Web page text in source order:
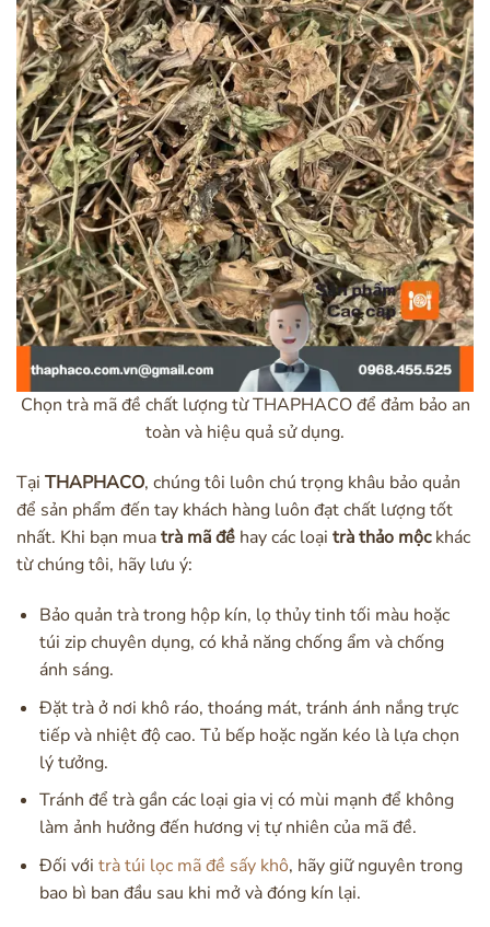
Chọn trà mã đề chất lượng từ THAPHACO để đảm bảo an
toàn và hiệu quả sử dụng.
Tại THAPHACO, chúng tôi luôn chú trọng khâu bảo quản
để sản phẩm đến tay khách hàng luôn đạt chất lượng tốt
nhất. Khi bạn muatrà mã đề hay các loại trà thảo mộckhác
từ chúng tôi, hãy lưu ý:
Bảo quản trà trong hộp kín, lọ thủy tinh tối màu hoặc
túi zip chuyên dụng, có khả năng chống ẩm và chống
ánh sáng.
Đặt trà ở nơi khô ráo, thoáng mát, tránh ánh nắng trực
tiếp và nhiệt độ cao. Tủ bếp hoặc ngăn kéo là lựa chọn
lý tưởng.
Tránh để trà gần các loại gia vị có mùi mạnh để không
làm ảnh hưởng đến hương vị tự nhiên của mã đề.
Đối với trà túi lọc mã đề sấy khô, hãy giữ nguyên trong
bao bì ban đầu sau khi mở và đóng kín lại.